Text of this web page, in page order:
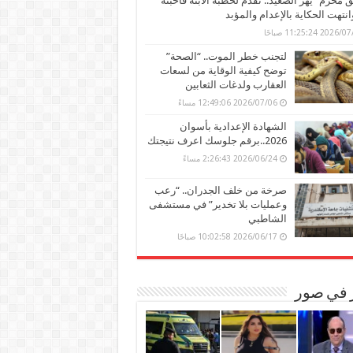
وانتهت الحكاية بالإعدام والمؤبد
20 11:25:24 صباحًا
لتجنب خطر الموت.. “الصحة”
توضح كيفية الوقاية من لسعات
العقارب ولدغات الثعابين
2026/07/06 12:49:06 مساءً
الشهادة الإعدادية بأسوان
2026..برقم جلوسك اعرف نتيجتك
2026/06/24 2:26:43 مساءً
صرخة من خلف الجدران.. “رعب
وعمليات بلا تخدير” في مستشفى
الشاطبي
2026/06/17 10:02:58 صباحًا
في صور